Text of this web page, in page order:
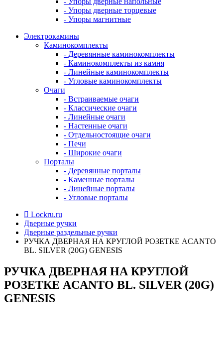
- Упоры дверные торцевые
- Упоры магнитные
Электрокамины
Каминокомплекты
- Деревянные каминокомплекты
- Каминокомплекты из камня
- Линейные каминокомплекты
- Угловые каминокомплекты
Очаги
- Встраиваемые очаги
- Классические очаги
- Линейные очаги
- Настенные очаги
- Отдельностоящие очаги
- Печи
- Широкие очаги
Порталы
- Деревянные порталы
- Каменные порталы
- Линейные порталы
- Угловые порталы
Lockru.ru
Дверные ручки
Дверные раздельные ручки
РУЧКА ДВЕРНАЯ НА КРУГЛОЙ РОЗЕТКЕ ACANTO
BL. SILVER (20G) GENESIS
РУЧКА ДВЕРНАЯ НА КРУГЛОЙ
РОЗЕТКЕ ACANTO BL. SILVER (20G)
GENESIS